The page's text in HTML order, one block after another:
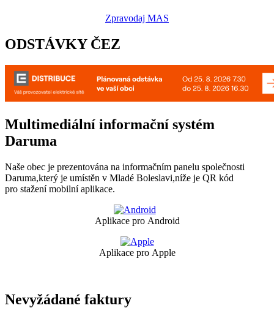
Zpravodaj MAS
ODSTÁVKY ČEZ
Multimediální informační systém
Daruma
Naše obec je prezentována na informačním panelu společnosti
Daruma,který je umístěn v Mladé Boleslavi,níže je QR kód
pro stažení mobilní aplikace.
Aplikace pro Android
Aplikace pro Apple
Nevyžádané faktury